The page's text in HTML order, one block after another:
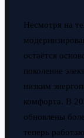
Несмотря на
остаётся
поколение
низким
комфорта. В
обновлены
теперь